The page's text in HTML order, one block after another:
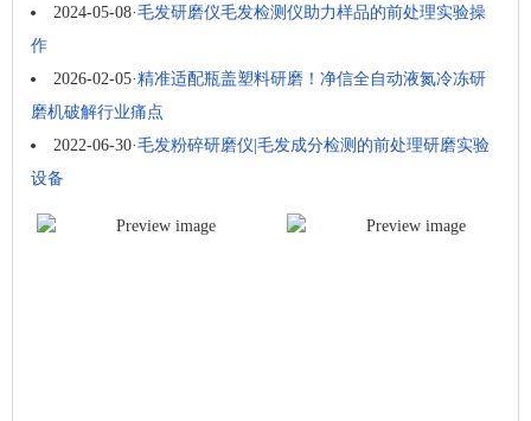
2024-05-08·毛发研磨仪毛发检测仪助力样品的前处理实验操
作
2026-02-05·精准适配瓶盖塑料研磨！净信全自动液氮冷冻研
磨机破解行业痛点
2022-06-30·毛发粉碎研磨仪|毛发成分检测的前处理研磨实验
设备